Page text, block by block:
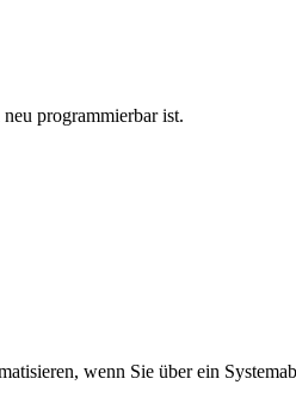
programmierbar ist.
wenn Sie über ein